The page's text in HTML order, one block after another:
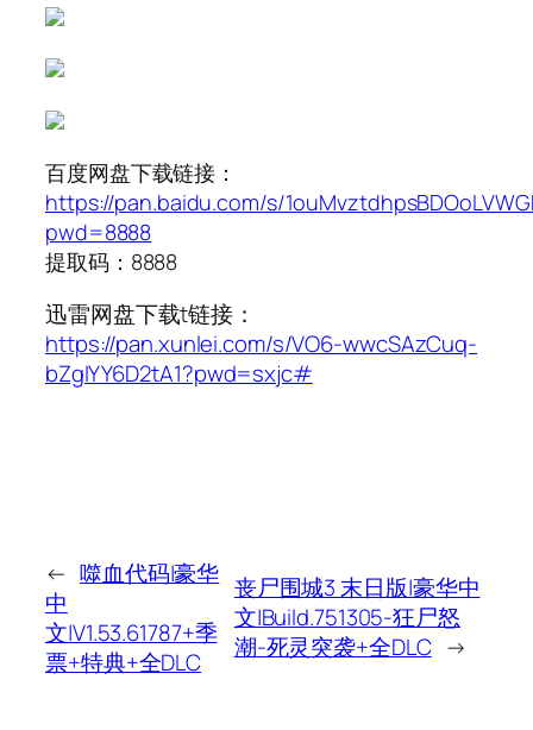
百度网盘下载链接：
https://pan.baidu.com/s/
pwd=8888
提取码：8888
迅雷网盘下载t链接：
https://pan.xunlei.com/s/VO6-wwcSAzCuq-
bZgIYY6D2tA1?pwd=sxjc#
← 噬血代码|豪华
中
文|V1.53.61787+季
票+特典+全DLC
丧尸围城3 末日版|豪华中
文|Build.751305-狂尸怒
潮-死灵突袭+全DLC →